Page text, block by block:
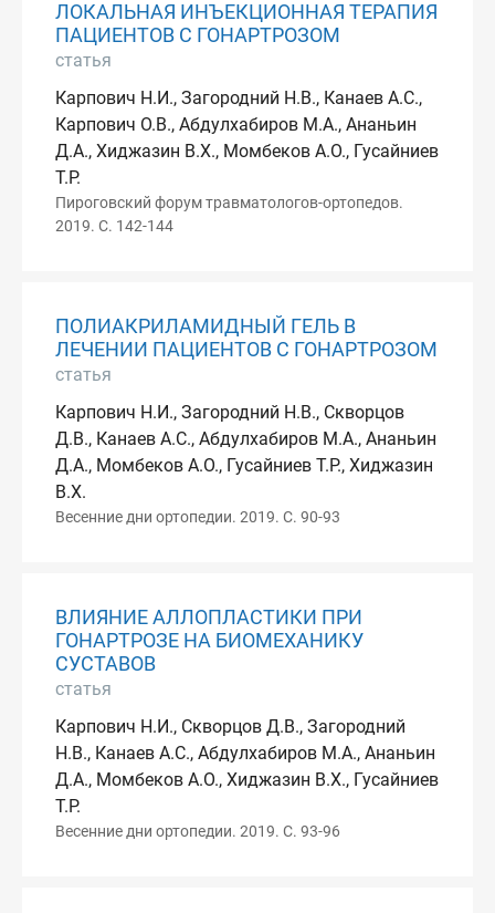
ЛОКАЛЬНАЯ ИНЪЕКЦИОННАЯ ТЕРАПИЯ
ПАЦИЕНТОВ С ГОНАРТРОЗОМ
статья
Карпович Н.И., Загородний Н.В., Канаев А.С.,
Карпович О.В., Абдулхабиров М.А., Ананьин
Д.А., Хиджазин В.Х., Момбеков А.О., Гусайниев
Т.Р.
Пироговский форум травматологов-ортопедов.
2019. С. 142-144
ПОЛИАКРИЛАМИДНЫЙ ГЕЛЬ В
ЛЕЧЕНИИ ПАЦИЕНТОВ С ГОНАРТРОЗОМ
статья
Карпович Н.И., Загородний Н.В., Скворцов
Д.В., Канаев А.С., Абдулхабиров М.А., Ананьин
Д.А., Момбеков А.О., Гусайниев Т.Р., Хиджазин
В.Х.
Весенние дни ортопедии. 2019. С. 90-93
ВЛИЯНИЕ АЛЛОПЛАСТИКИ ПРИ
ГОНАРТРОЗЕ НА БИОМЕХАНИКУ
СУСТАВОВ
статья
Карпович Н.И., Скворцов Д.В., Загородний
Н.В., Канаев А.С., Абдулхабиров М.А., Ананьин
Д.А., Момбеков А.О., Хиджазин В.Х., Гусайниев
Т.Р.
Весенние дни ортопедии. 2019. С. 93-96